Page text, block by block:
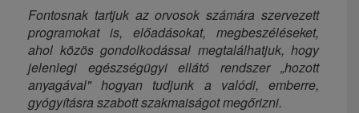
Fontosnak tartjuk az orvosok számára szervezett
programokat is, előadásokat, megbeszéléseket,
ahol közös gondolkodással megtalálhatjuk, hogy
jelenlegi egészségügyi ellátó rendszer „hozott
anyagával" hogyan tudjunk a valódi, emberre,
gyógyításra szabott szakmaiságot megőrizni.